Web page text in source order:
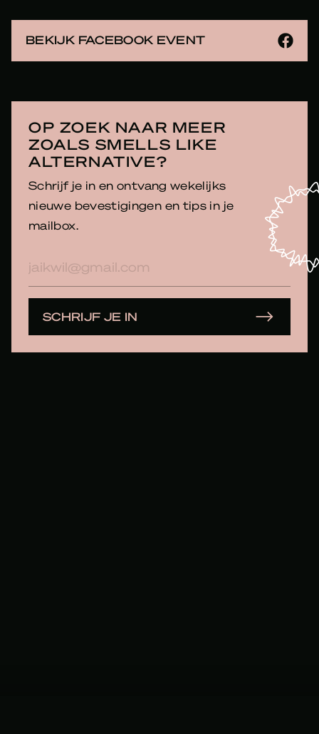
BEKIJK FACEBOOK EVENT
OP ZOEK NAAR MEER
ZOALS SMELLS LIKE
ALTERNATIVE?
Schrijf je in en ontvang wekelijks
nieuwe bevestigingen en tips in je
mailbox.
mailadres
SCHRIJF JE IN